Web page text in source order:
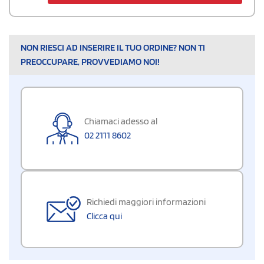
NON RIESCI AD INSERIRE IL TUO ORDINE? NON TI
PREOCCUPARE, PROVVEDIAMO NOI!
Chiamaci adesso al
02 2111 8602
Richiedi maggiori informazioni
Clicca qui